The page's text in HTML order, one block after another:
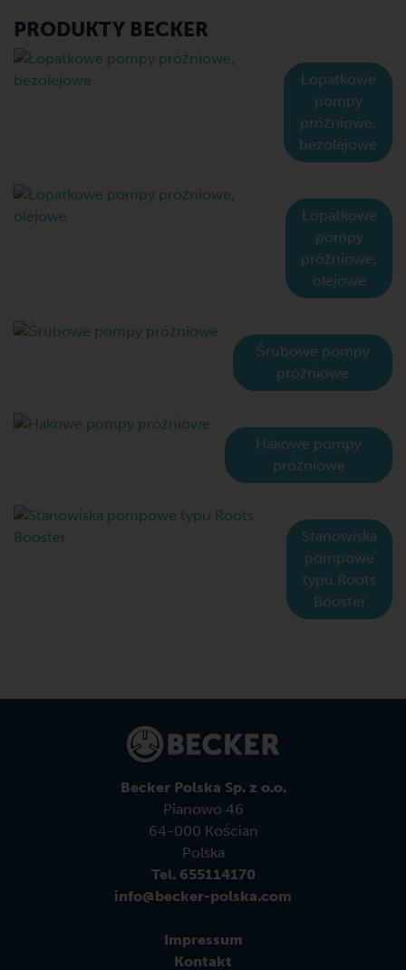
PRODUKTY BECKER
Łopatkowe
pompy
próżniowe,
bezolejowe
Łopatkowe
pompy
próżniowe,
olejowe
Śrubowe pompy
próżniowe
Hakowe pompy
próżniowe
Stanowiska
pompowe
typu Roots
Booster
Becker Polska Sp. z o.o.
Pianowo 46
64-000 Kościan
Polska
Tel. 655114170
info@becker-polska.com
Impressum
Kontakt